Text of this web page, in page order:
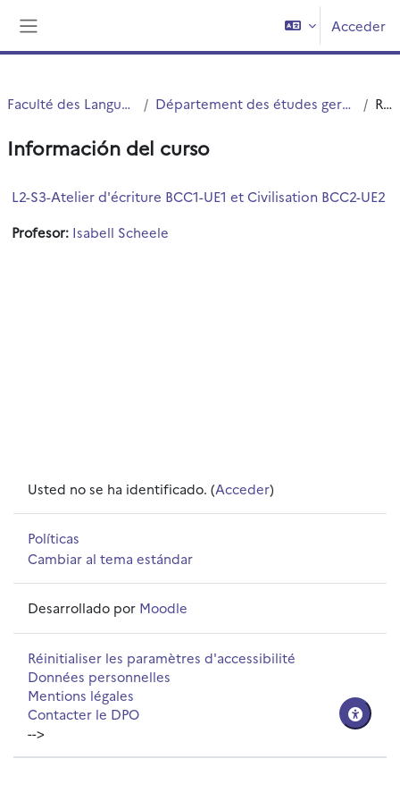
Acceder
Faculté des Langues Cultures et Sociétés (FLCS) Département des études germaniques, néerlandaises et scandinaves (EGNS) Resumen
Información del curso
L2-S3-Atelier d'écriture BCC1-UE1 et Civilisation BCC2-UE2
Profesor: Isabell Scheele
Usted no se ha identificado. (Acceder)
Políticas
Cambiar al tema estándar
Desarrollado por Moodle
Réinitialiser les paramètres d'accessibilité
Données personnelles
Mentions légales
Contacter le DPO
-->